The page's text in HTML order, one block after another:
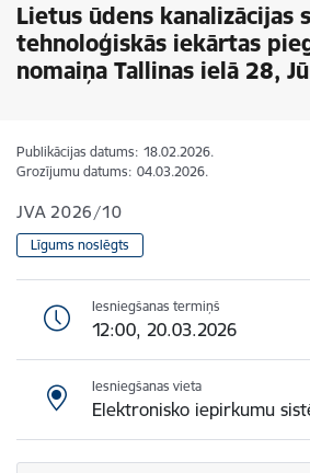
Lietus ūdens kanalizācijas
tehnoloģiskās iekārtas
nomaiņa Tallinas ielā 28,
Publikācijas datums: 18.02.2026.
Grozījumu datums: 04.03.2026.
JVA 2026/10
Līgums noslēgts
Iesniegšanas termiņš
12:00, 20.03.2026
Iesniegšanas vieta
Elektronisko iepirkumu